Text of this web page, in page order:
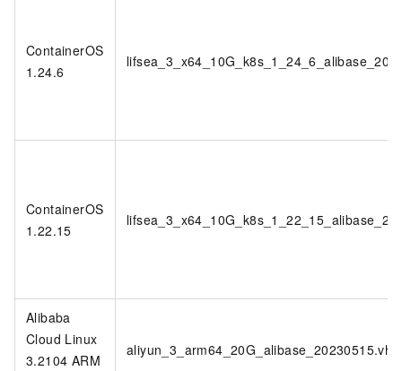
ContainerOS
1.24.6
ContainerOS
1.22.15
Alibaba
Cloud Linux
3.2104 ARM
aliyun_3_arm64_20G_alibase_20230515.vhd